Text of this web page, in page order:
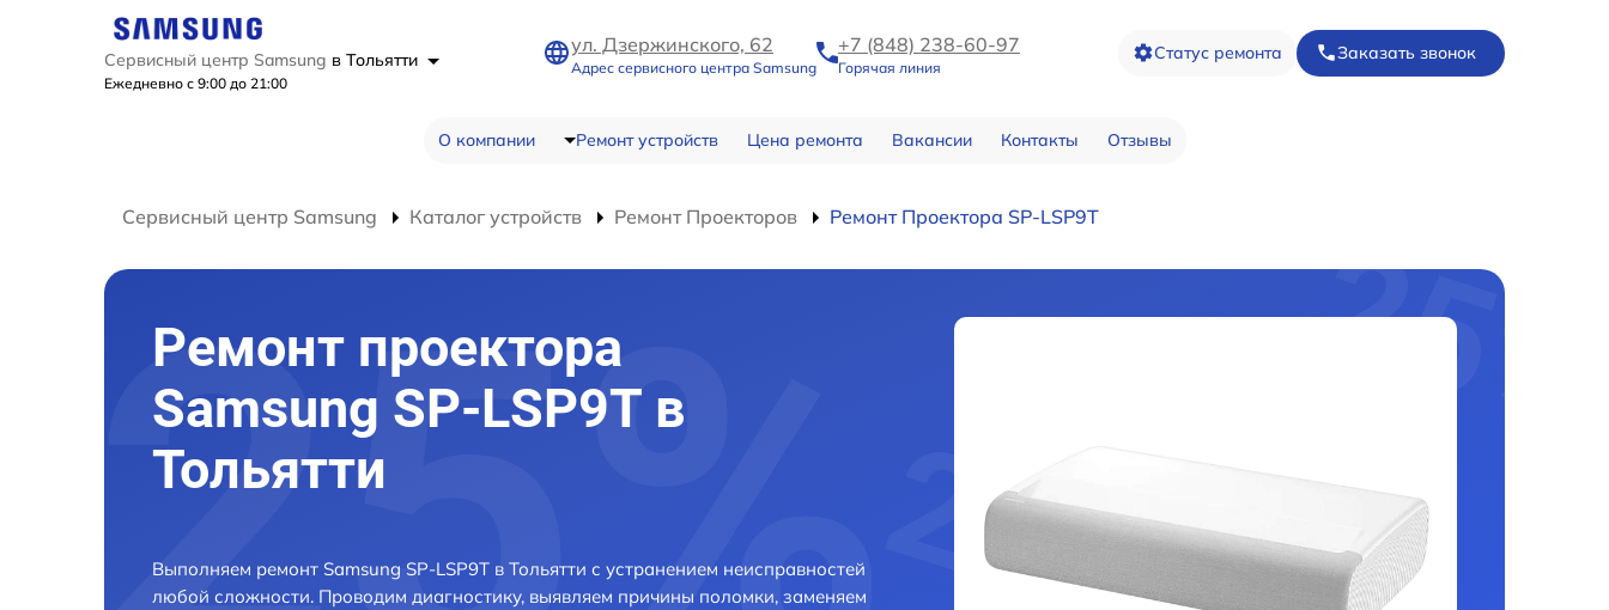
Сервисный центр Samsung в Тольятти
Ежедневно с 9:00 до 21:00
ул. Дзержинского, 62
Адрес сервисного центра Samsung
+7 (848) 238-60-97
Горячая линия
Статус ремонта Заказать звонок
О компании Ремонт устройств Цена ремонта Вакансии Контакты Отзывы
Сервисный центр Samsung Каталог устройств Ремонт Проекторов Ремонт Проектора SP-LSP9T
Ремонт проектора
Samsung SP-LSP9T в
Тольятти
Выполняем ремонт Samsung SP-LSP9T в Тольятти с устранением неисправностей
любой сложности. Проводим диагностику, выявляем причины поломки, заменяем